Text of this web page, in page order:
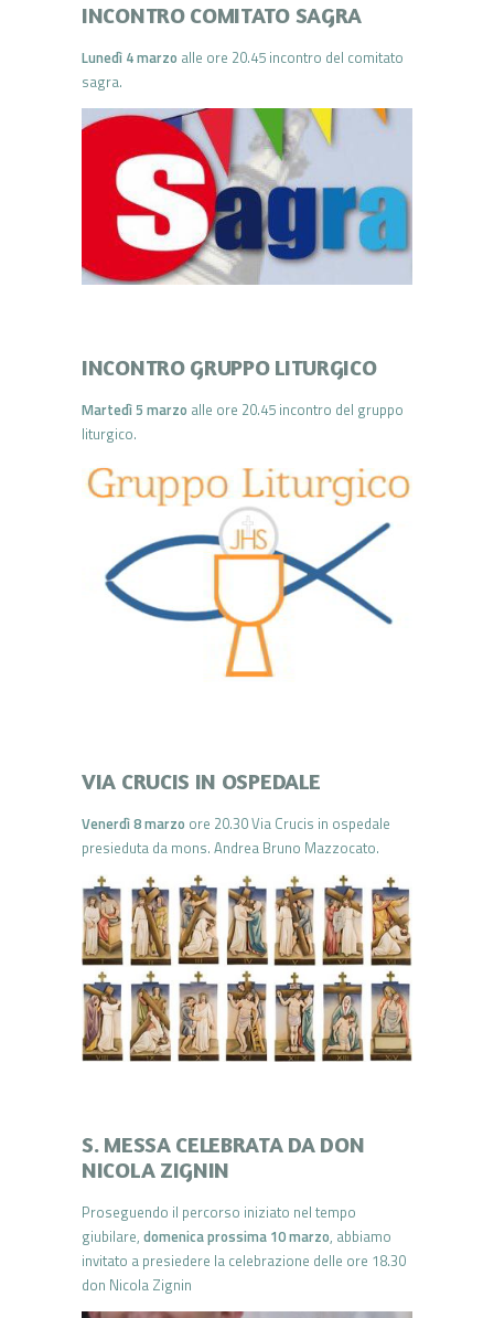
INCONTRO COMITATO SAGRA
Lunedì 4 marzo alle ore 20.45 incontro del comitato
sagra.
INCONTRO GRUPPO LITURGICO
Martedì 5 marzo alle ore 20.45 incontro del gruppo
liturgico.
VIA CRUCIS IN OSPEDALE
Venerdì 8 marzo ore 20.30 Via Crucis in ospedale
presieduta da mons. Andrea Bruno Mazzocato.
S. MESSA CELEBRATA DA DON
NICOLA ZIGNIN
Proseguendo il percorso iniziato nel tempo
giubilare, domenica prossima 10 marzo, abbiamo
invitato a presiedere la celebrazione delle ore 18.30
don Nicola Zignin